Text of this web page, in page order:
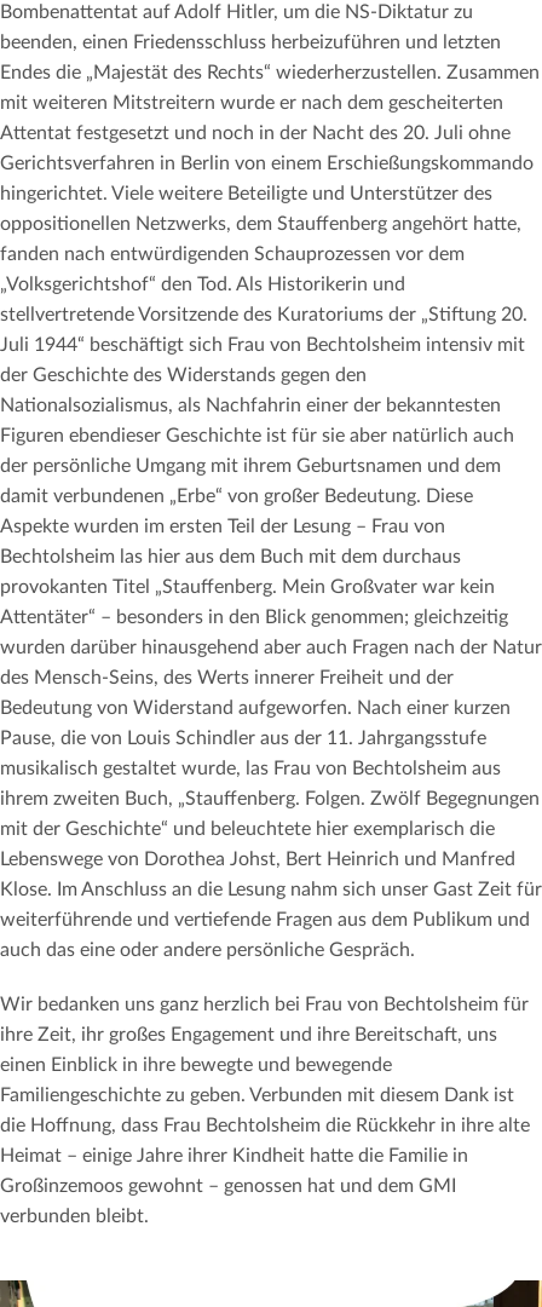
Bombenattentat auf Adolf Hitler, um die NS-Diktatur zu
beenden, einen Friedensschluss herbeizuführen und letzten
Endes die „Majestät des Rechts“ wiederherzustellen. Zusammen
mit weiteren Mitstreitern wurde er nach dem gescheiterten
Attentat festgesetzt und noch in der Nacht des 20. Juli ohne
Gerichtsverfahren in Berlin von einem Erschießungskommando
hingerichtet. Viele weitere Beteiligte und Unterstützer des
oppositionellen Netzwerks, dem Stauffenberg angehört hatte,
fanden nach entwürdigenden Schauprozessen vor dem
„Volksgerichtshof“ den Tod. Als Historikerin und
stellvertretende Vorsitzende des Kuratoriums der „Stiftung 20.
Juli 1944“ beschäftigt sich Frau von Bechtolsheim intensiv mit
der Geschichte des Widerstands gegen den
Nationalsozialismus, als Nachfahrin einer der bekanntesten
Figuren ebendieser Geschichte ist für sie aber natürlich auch
der persönliche Umgang mit ihrem Geburtsnamen und dem
damit verbundenen „Erbe“ von großer Bedeutung. Diese
Aspekte wurden im ersten Teil der Lesung – Frau von
Bechtolsheim las hier aus dem Buch mit dem durchaus
provokanten Titel „Stauffenberg. Mein Großvater war kein
Attentäter“ – besonders in den Blick genommen; gleichzeitig
wurden darüber hinausgehend aber auch Fragen nach der Natur
des Mensch-Seins, des Werts innerer Freiheit und der
Bedeutung von Widerstand aufgeworfen. Nach einer kurzen
Pause, die von Louis Schindler aus der 11. Jahrgangsstufe
musikalisch gestaltet wurde, las Frau von Bechtolsheim aus
ihrem zweiten Buch, „Stauffenberg. Folgen. Zwölf Begegnungen
mit der Geschichte“ und beleuchtete hier exemplarisch die
Lebenswege von Dorothea Johst, Bert Heinrich und Manfred
Klose. Im Anschluss an die Lesung nahm sich unser Gast Zeit für
weiterführende und vertiefende Fragen aus dem Publikum und
auch das eine oder andere persönliche Gespräch.
Wir bedanken uns ganz herzlich bei Frau von Bechtolsheim für
ihre Zeit, ihr großes Engagement und ihre Bereitschaft, uns
einen Einblick in ihre bewegte und bewegende
Familiengeschichte zu geben. Verbunden mit diesem Dank ist
die Hoffnung, dass Frau Bechtolsheim die Rückkehr in ihre alte
Heimat – einige Jahre ihrer Kindheit hatte die Familie in
Großinzemoos gewohnt – genossen hat und dem GMI
verbunden bleibt.